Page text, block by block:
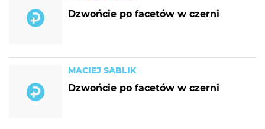
Dzwońcie po facetów w czerni
MACIEJ SABLIK
Dzwońcie po facetów w czerni